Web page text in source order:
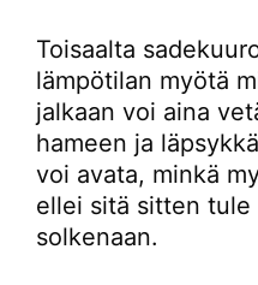
Toisaalta
lämpötilan myötä
jalkaan voi aina
hameen ja
voi avata, minkä
ellei sitä sitten
solkenaan.